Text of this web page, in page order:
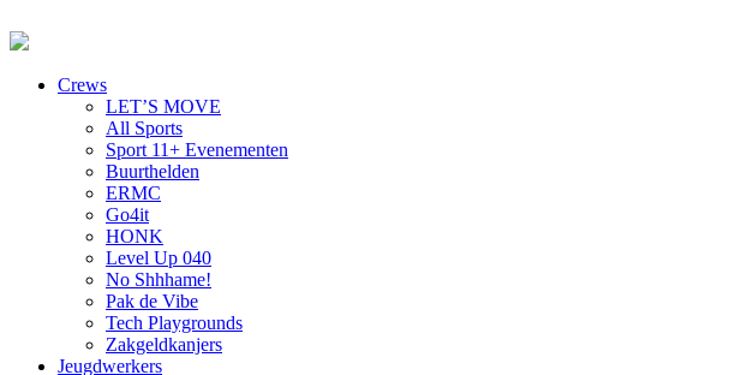
Crews
LET’S MOVE
All Sports
Sport 11+ Evenementen
Buurthelden
ERMC
Go4it
HONK
Level Up 040
No Shhhame!
Pak de Vibe
Tech Playgrounds
Zakgeldkanjers
Jeugdwerkers